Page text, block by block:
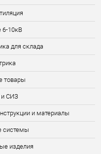
6-10кВ
для склада
товары
СИЗ
и материалы
системы
изделия